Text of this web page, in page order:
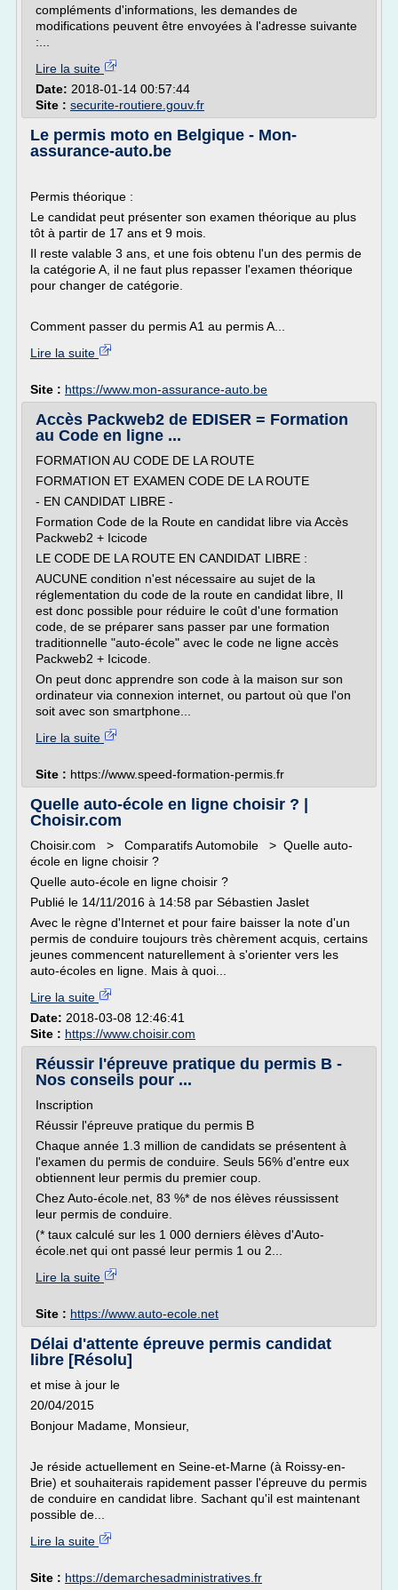
compléments d'informations, les demandes de
modifications peuvent être envoyées à l'adresse suivante
:...
Lire la suite
Date: 2018-01-14 00:57:44
Site : securite-routiere.gouv.fr
Le permis moto en Belgique - Mon-
assurance-auto.be
Permis théorique :
Le candidat peut présenter son examen théorique au plus
tôt à partir de 17 ans et 9 mois.
Il reste valable 3 ans, et une fois obtenu l'un des permis de
la catégorie A, il ne faut plus repasser l'examen théorique
pour changer de catégorie.
Comment passer du permis A1 au permis A...
Lire la suite
Site : https://www.mon-assurance-auto.be
Accès Packweb2 de EDISER = Formation
au Code en ligne ...
FORMATION AU CODE DE LA ROUTE
FORMATION ET EXAMEN CODE DE LA ROUTE
- EN CANDIDAT LIBRE -
Formation Code de la Route en candidat libre via Accès
Packweb2 + Icicode
LE CODE DE LA ROUTE EN CANDIDAT LIBRE :
AUCUNE condition n'est nécessaire au sujet de la
réglementation du code de la route en candidat libre, Il
est donc possible pour réduire le coût d'une formation
code, de se préparer sans passer par une formation
traditionnelle "auto-école" avec le code ne ligne accès
Packweb2 + Icicode.
On peut donc apprendre son code à la maison sur son
ordinateur via connexion internet, ou partout où que l'on
soit avec son smartphone...
Lire la suite
Site : https://www.speed-formation-permis.fr
Quelle auto-école en ligne choisir ? |
Choisir.com
Choisir.com > Comparatifs Automobile > Quelle auto-
école en ligne choisir ?
Quelle auto-école en ligne choisir ?
Publié le 14/11/2016 à 14:58 par Sébastien Jaslet
Avec le règne d'Internet et pour faire baisser la note d'un
permis de conduire toujours très chèrement acquis, certains
jeunes commencent naturellement à s'orienter vers les
auto-écoles en ligne. Mais à quoi...
Lire la suite
Date: 2018-03-08 12:46:41
Site : https://www.choisir.com
Réussir l'épreuve pratique du permis B -
Nos conseils pour ...
Inscription
Réussir l'épreuve pratique du permis B
Chaque année 1.3 million de candidats se présentent à
l'examen du permis de conduire. Seuls 56% d'entre eux
obtiennent leur permis du premier coup.
Chez Auto-école.net, 83 %* de nos élèves réussissent
leur permis de conduire.
(* taux calculé sur les 1 000 derniers élèves d'Auto-
école.net qui ont passé leur permis 1 ou 2...
Lire la suite
Site : https://www.auto-ecole.net
Délai d'attente épreuve permis candidat
libre [Résolu]
et mise à jour le
20/04/2015
Bonjour Madame, Monsieur,
Je réside actuellement en Seine-et-Marne (à Roissy-en-
Brie) et souhaiterais rapidement passer l'épreuve du permis
de conduire en candidat libre. Sachant qu'il est maintenant
possible de...
Lire la suite
Site : https://demarchesadministratives.fr